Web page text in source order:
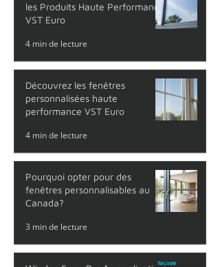
les Produits Haute Performance
VST Euro
4 min de lecture
Découvrez les fenêtres
personnalisées haute
performance VST Euro
4 min de lecture
Pourquoi opter pour des
fenêtres personnalisables au
Canada?
3 min de lecture